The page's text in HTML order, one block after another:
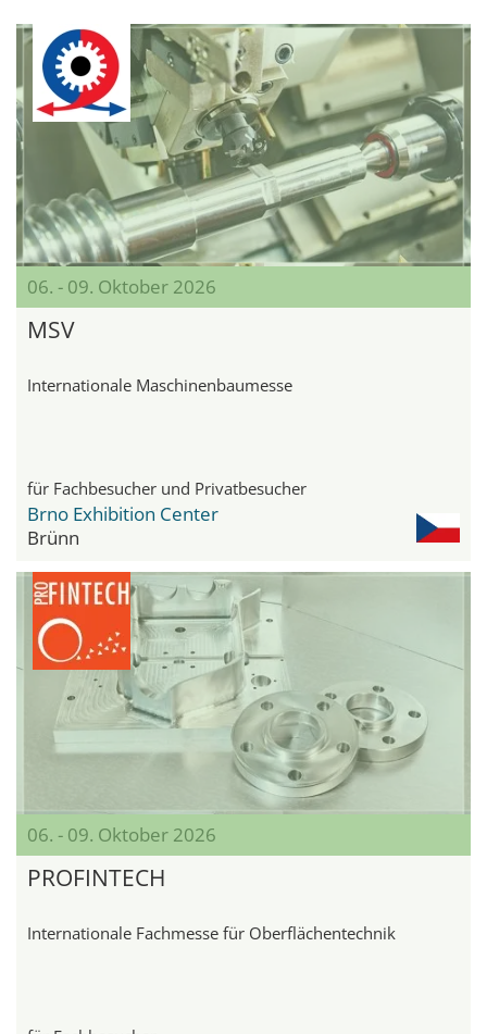
06. - 09. Oktober 2026
MSV
Internationale Maschinenbaumesse
für Fachbesucher und Privatbesucher
Brno Exhibition Center
Brünn
06. - 09. Oktober 2026
PROFINTECH
Internationale Fachmesse für Oberflächentechnik